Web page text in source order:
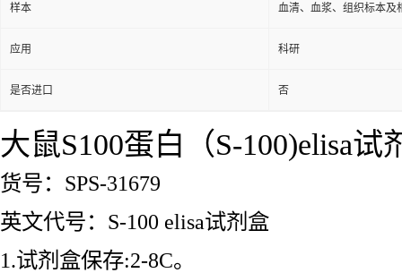
样本 血清、血浆、组织标本及
应用 科研
是否进口 否
大鼠S100蛋白（S-100)elisa试
货号：SPS-31679
英文代号：S-100 elisa试剂盒
1.试剂盒保存:2-8C。